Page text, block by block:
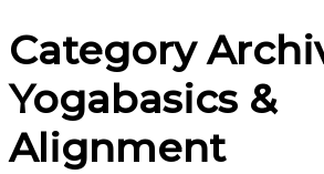
Category
Yogabasics &
Alignment